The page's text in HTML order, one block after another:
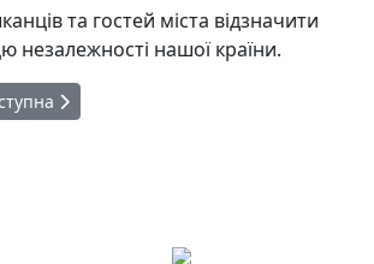
та гостей міста відзначити
незалежності нашої країни.
Донецький «Куркуль» із
стаття: Інформаційний бюлетень